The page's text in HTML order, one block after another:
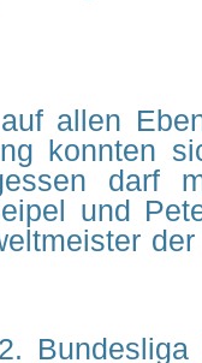
allen
konnten
darf
und
Bundesliga